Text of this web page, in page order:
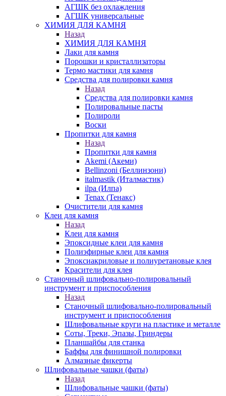
АГШК без охлаждения
АГШК универсальные
ХИМИЯ ДЛЯ КАМНЯ
Назад
ХИМИЯ ДЛЯ КАМНЯ
Лаки для камня
Порошки и кристаллизаторы
Термо мастики для камня
Средства для полировки камня
Назад
Средства для полировки камня
Полировальные пасты
Полироли
Воски
Пропитки для камня
Назад
Пропитки для камня
Akemi (Акеми)
Bellinzoni (Беллинзони)
italmastik (Италмастик)
ilpa (Илпа)
Tenax (Тенакс)
Очистители для камня
Клеи для камня
Назад
Клеи для камня
Эпоксидные клеи для камня
Полиэфирные клеи для камня
Эпоксиакриловые и полиуретановые клея
Красители для клея
Станочный шлифовально-полировальный
инструмент и приспособления
Назад
Станочный шлифовально-полировальный
инструмент и приспособления
Шлифовальные круги на пластике и металле
Соты, Треки, Эпазы, Гриндеры
Планшайбы для станка
Баффы для финишной полировки
Алмазные фикерты
Шлифовальные чашки (фаты)
Назад
Шлифовальные чашки (фаты)